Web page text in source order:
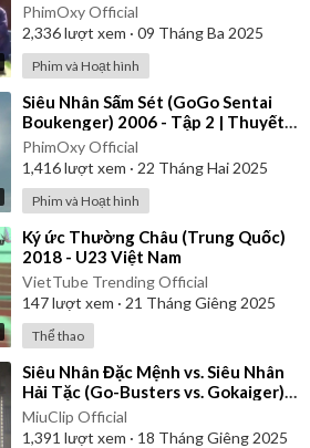
PhimOxy Official
2,336lượt xem · 09 Tháng Ba 2025
Phim và Hoạt hình
⁣Siêu Nhân Sấm Sét (GoGo Sentai
Boukenger) 2006 - Tập 2 | Thuyết
Minh
PhimOxy Official
1,416lượt xem · 22 Tháng Hai 2025
Phim và Hoạt hình
⁣Ký ức Thường Châu (Trung Quốc)
2018 - U23 Việt Nam
VietTube Trending Official
147lượt xem · 21 Tháng Giêng 2025
Thể thao
⁣Siêu Nhân Đặc Mệnh vs. Siêu Nhân
Hải Tặc (Go-Busters vs. Gokaiger) |
Vietsub
MiuClip Official
1,391 lượt xem · 18 Tháng Giêng 2025